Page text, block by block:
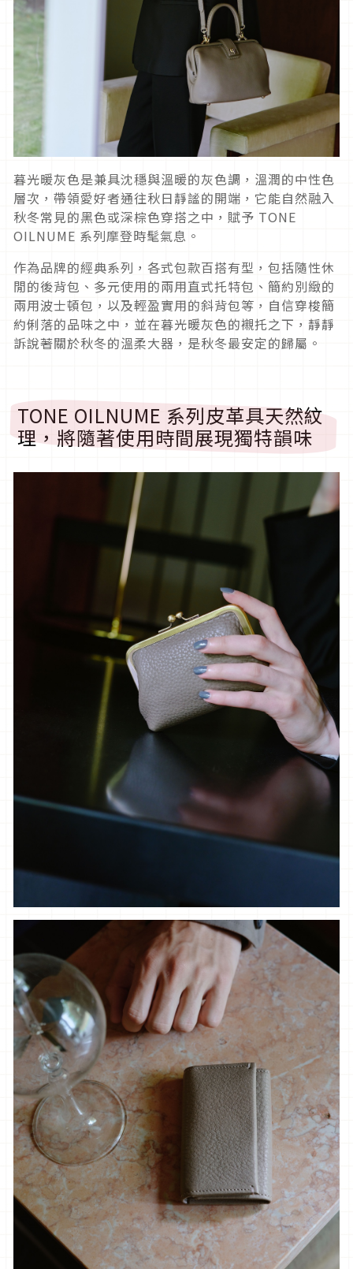
暮光暖灰色是兼具沈穩與溫暖的灰色調，溫潤的中性色
層次，帶領愛好者通往秋日靜謐的開端，它能自然融入
秋冬常見的黑色或深棕色穿搭之中，賦予 TONE
OILNUME 系列摩登時髦氣息。
作為品牌的經典系列，各式包款百搭有型，包括隨性休
閒的後背包、多元使用的兩用直式托特包、簡約別緻的
兩用波士頓包，以及輕盈實用的斜背包等，自信穿梭簡
約俐落的品味之中，並在暮光暖灰色的襯托之下，靜靜
訴說著關於秋冬的溫柔大器，是秋冬最安定的歸屬。
TONE OILNUME 系列皮革具天然紋
理，將隨著使用時間展現獨特韻味